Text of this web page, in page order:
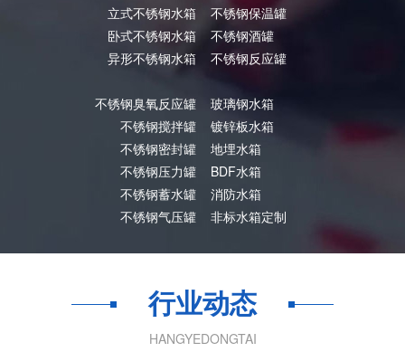
立式不锈钢水箱
卧式不锈钢水箱
异形不锈钢水箱
不锈钢臭氧反应罐
不锈钢搅拌罐
不锈钢密封罐
不锈钢压力罐
不锈钢蓄水罐
不锈钢气压罐
不锈钢保温罐
不锈钢酒罐
不锈钢反应罐
玻璃钢水箱
镀锌板水箱
地埋水箱
BDF水箱
消防水箱
非标水箱定制
行业动态
HANGYEDONGTAI